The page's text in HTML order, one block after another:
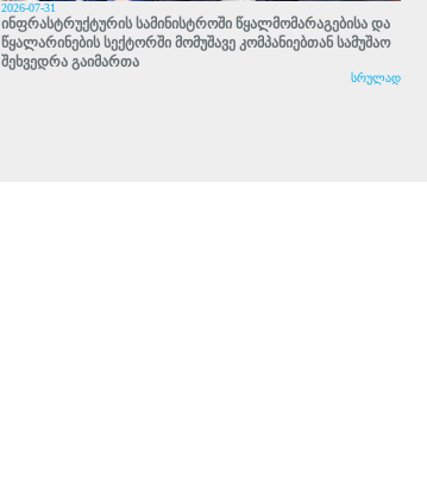
2026-07-31
ინფრასტრუქტურის სამინისტროში წყალმომარაგებისა და
წყალარინების სექტორში მომუშავე კომპანიებთან სამუშაო
შეხვედრა გაიმართა
სრულად